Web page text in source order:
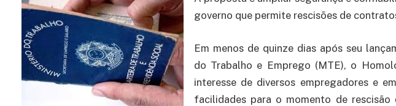
governo que permite rescisões de
Em menos de quinze dias após seu
do Trabalho e Emprego (MTE), o
interesse de diversos empregadores e
facilidades para o momento de